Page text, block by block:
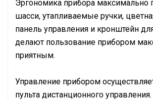
Эргономика прибора максимально
шасси, утапливаемые ручки,
панель управления и кронштейн
делают пользование прибором
приятным.
Управление прибором
пульта дистанционного